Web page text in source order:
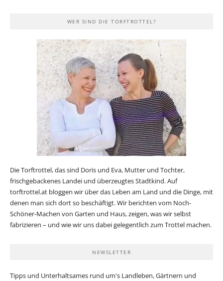
WER SIND DIE TORFTROTTEL?
Die Torftrottel, das sind Doris und Eva, Mutter und Tochter,
frischgebackenes Landei und überzeugtes Stadtkind. Auf
torftrottel.at bloggen wir über das Leben am Land und die Dinge, mit
denen man sich dort so beschäftigt. Wir berichten vom Noch-
Schöner-Machen von Garten und Haus, zeigen, was wir selbst
fabrizieren – und wie wir uns dabei gelegentlich zum Trottel machen.
NEWSLETTER
Tipps und Unterhaltsames rund um's Landleben, Gärtnern und